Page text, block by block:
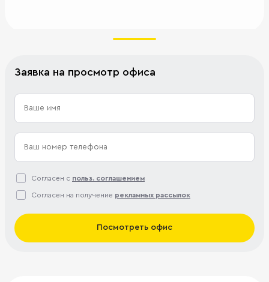
Заявка на просмотр офиса
Согласен с польз. соглашением
Согласен на получение рекламных рассылок
Посмотреть офис